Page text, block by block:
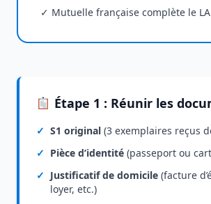
✓ Mutuelle française complète le
Étape 1 : Réunir les
✓ S1 original (3 exemplaires reçus
✓ Pièce d’identité (passeport ou
✓ Justificatif de domicile (facture
loyer, etc.)